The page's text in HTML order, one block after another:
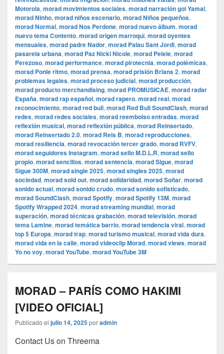
Motorola, morad movimientos sociales, morad narración gol Yamal,
morad Ninho, morad niños escenario, morad Niños pequeños,
morad Normal, morad Nos Perdone, morad nuevo álbum, morad
nuevo tema Contento, morad origen marroquí, morad oyentes
mensuales, morad padre Nador, morad Palau Sant Jordi, morad
pasarela urbana, morad Paz Nicki Nicole, morad Pelele, morad
Perezoso, morad performance, morad pirotecnia, morad polémicas,
morad Ponle ritmo, morad prensa, morad prisión Brians 2, morad
problemas legales, morad proceso judicial, morad producción,
morad producto merchandising, morad PROMUSICAE, morad radar
España, morad rap español, morad rapero, morad real, morad
reconocimiento, morad red bull, morad Red Bull SoundClash, morad
redes, morad redes sociales, morad reembolso entradas, morad
reflexión musical, morad reflexión pública, morad Reinsertado,
morad Reinsertado 2.0, morad Rels B, morad reproducciones,
morad resiliencia, morad revocación tercer grado, morad RVFV,
morad seguidores Instagram, morad sello M.D.L.R, morad sello
propio, morad sencillos, morad sentencia, morad Sigue, morad
Sigue 300M, morad single 2025, morad singles 2025, morad
sociedad, morad sold out, morad solidaridad, morad Soñar, morad
sonido actual, morad sonido crudo, morad sonido sofisticado,
morad SoundClash, morad Spotify, morad Spotify 13M, morad
Spotify Wrapped 2024, morad streaming mundial, morad
superación, morad técnicas grabación, morad televisión, morad
tema Lamine, morad temática barrio, morad tendencia viral, morad
top 5 Europa, morad trap, morad turismo musical, morad vida dura,
morad vida en la calle, morad videocli‏p Morad, morad views, morad
Yo no voy, morad YouTube, morad YouTube 3M
MORAD – PARÍS COMO HAKIMI
[VIDEO OFICIAL]
Publicado el julio 14, 2025poradmin
Contact Us on Threema